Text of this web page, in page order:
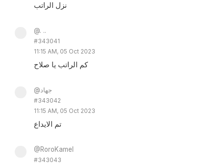
نزل الراتب
@. ..
#343041
11:15 AM, 05 Oct 2023
كم الراتب يا صلاح
@جهاد
#343042
11:15 AM, 05 Oct 2023
تم الايداع
@RoroKamel
#343043